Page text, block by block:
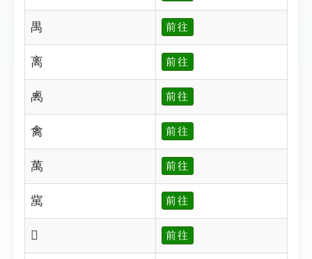
禺 前往
离 前往
禼 前往
禽 前往
萬 前往
歶 前往
𠎘 前往